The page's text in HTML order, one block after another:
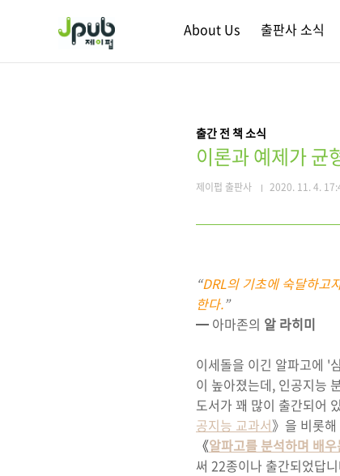
About Us 출판사 소식
출간 전 책 소식
이론과 예제가 균
제이펍 출판사 2020. 11. 4.
“DRL의 기초에 숙달하고
한다.”
━ 아마존의 알 라히미
이세돌을 이긴 알파고에
이 높아졌는데, 인공지능
도서가 꽤 많이 출간되어
공지능 교과서》을 비롯해
《알파고를 분석하며 배
써 22종이나 출간되었답